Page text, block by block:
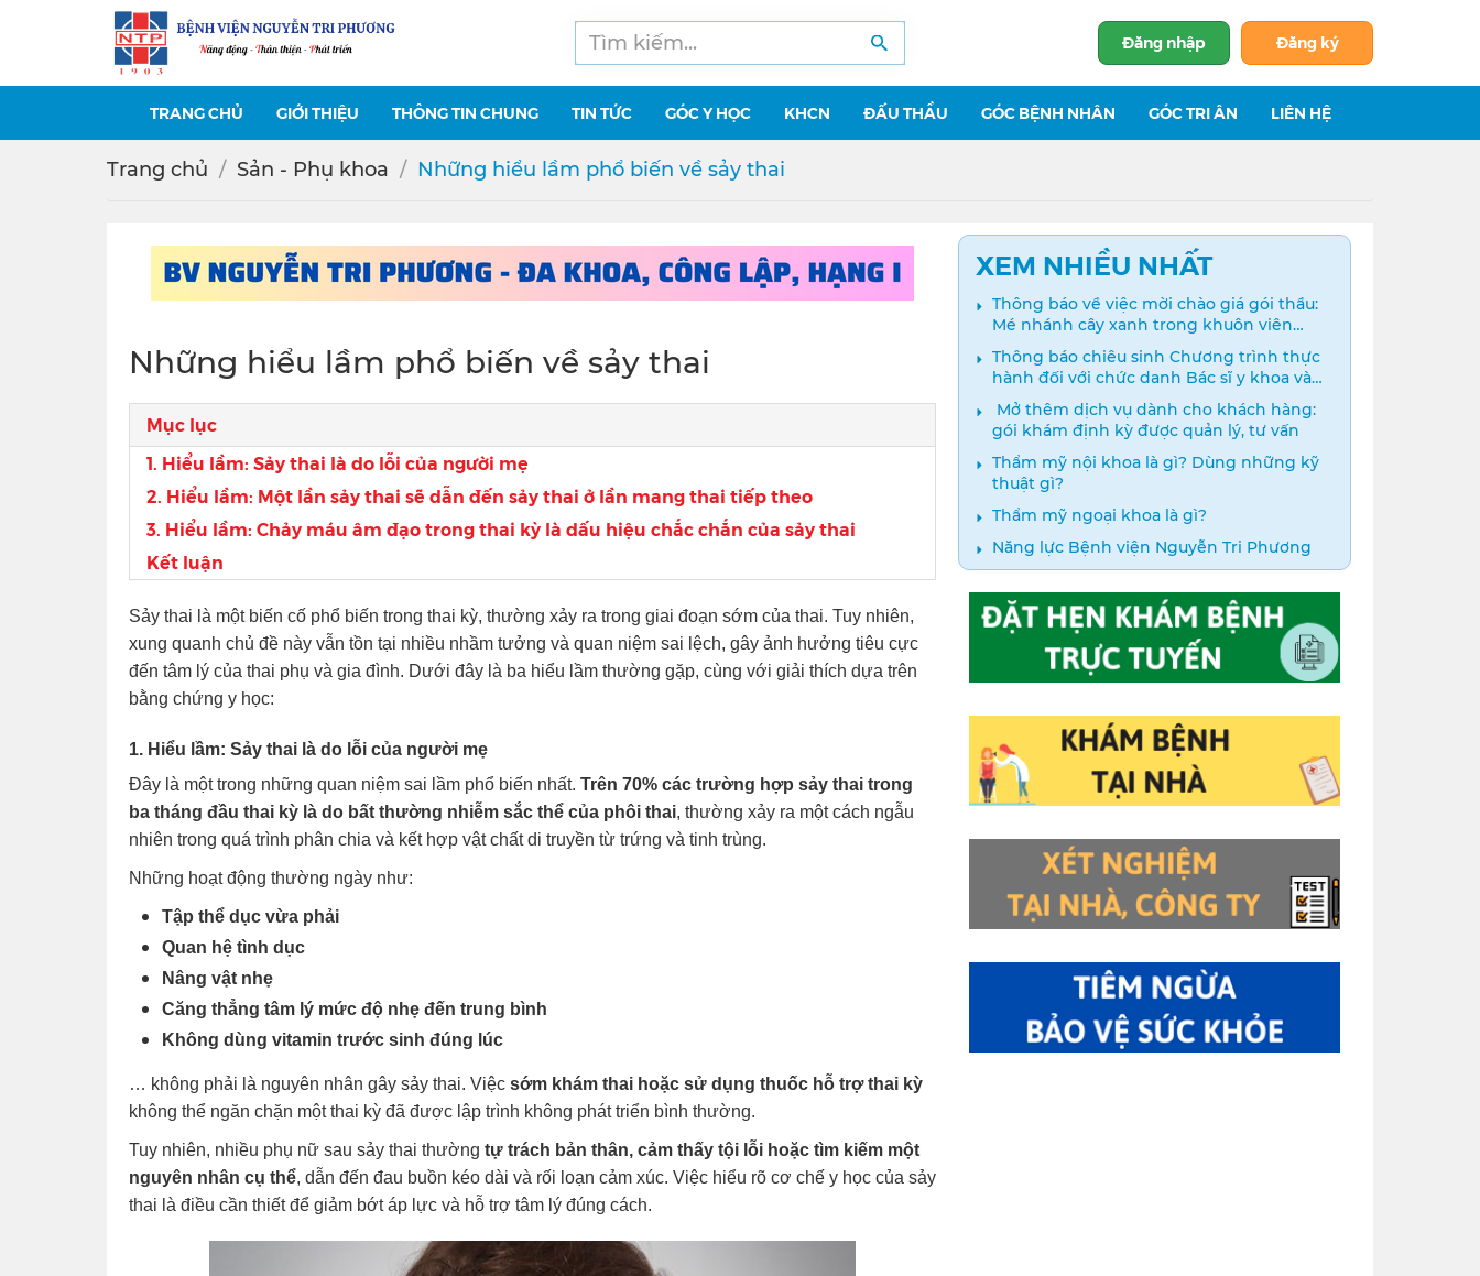
Đăng nhập Đăng ký
TRANG CHỦ GIỚI THIỆU THÔNG TIN CHUNG TIN TỨC GÓC Y HỌC KHCN ĐẤU THẦU GÓC BỆNH NHÂN GÓC TRI ÂN LIÊN HỆ
Trang chủ Sản - Phụ khoa Những hiểu lầm phổ biến về sảy thai
Những hiểu lầm phổ biến về sảy thai
Mục lục
1. Hiểu lầm: Sảy thai là do lỗi của người mẹ
2. Hiểu lầm: Một lần sảy thai sẽ dẫn đến sảy thai ở lần mang thai tiếp theo
3. Hiểu lầm: Chảy máu âm đạo trong thai kỳ là dấu hiệu chắc chắn của sảy thai
Kết luận
Sảy thai là một biến cố phổ biến trong thai kỳ, thường xảy ra trong giai đoạn sớm của thai. Tuy nhiên,
xung quanh chủ đề này vẫn tồn tại nhiều nhầm tưởng và quan niệm sai lệch, gây ảnh hưởng tiêu cực
đến tâm lý của thai phụ và gia đình. Dưới đây là ba hiểu lầm thường gặp, cùng với giải thích dựa trên
bằng chứng y học:
1. Hiểu lầm: Sảy thai là do lỗi của người mẹ
Đây là một trong những quan niệm sai lầm phổ biến nhất. Trên 70% các trường hợp sảy thai trong
ba tháng đầu thai kỳ là do bất thường nhiễm sắc thể của phôi thai, thường xảy ra một cách ngẫu
nhiên trong quá trình phân chia và kết hợp vật chất di truyền từ trứng và tinh trùng.
Những hoạt động thường ngày như:
Tập thể dục vừa phải
Quan hệ tình dục
Nâng vật nhẹ
Căng thẳng tâm lý mức độ nhẹ đến trung bình
Không dùng vitamin trước sinh đúng lúc
… không phải là nguyên nhân gây sảy thai. Việc sớm khám thai hoặc sử dụng thuốc hỗ trợ thai kỳ
không thể ngăn chặn một thai kỳ đã được lập trình không phát triển bình thường.
Tuy nhiên, nhiều phụ nữ sau sảy thai thường tự trách bản thân, cảm thấy tội lỗi hoặc tìm kiếm một
nguyên nhân cụ thể, dẫn đến đau buồn kéo dài và rối loạn cảm xúc. Việc hiểu rõ cơ chế y học của sảy
thai là điều cần thiết để giảm bớt áp lực và hỗ trợ tâm lý đúng cách.
XEM NHIỀU NHẤT
Thông báo về việc mời chào giá gói thầu:
Mé nhánh cây xanh trong khuôn viên
bệnh viện
Thông báo chiêu sinh Chương trình thực
hành đối với chức danh Bác sĩ y khoa và
Điều dưỡng năm 2024
️ Mở thêm dịch vụ dành cho khách hàng:
gói khám định kỳ được quản lý, tư vấn
Thẩm mỹ nội khoa là gì? Dùng những kỹ
thuật gì?
Thẩm mỹ ngoại khoa là gì?
Năng lực Bệnh viện Nguyễn Tri Phương